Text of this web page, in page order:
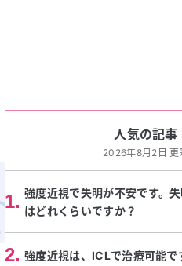
人気の記事
2026年8月2日 更
1. 強度近視で失明が不安です。
はどれくらいですか？
2. 強度近視は、ICLで治療可能で